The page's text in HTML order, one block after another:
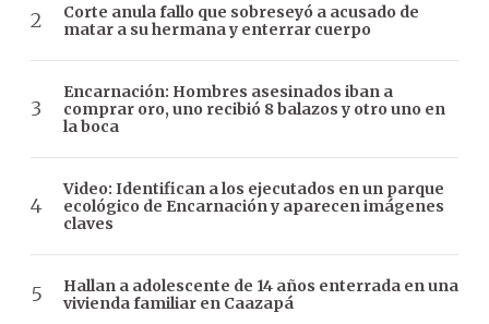
Corte anula fallo que sobreseyó a acusado de
matar a su hermana y enterrar cuerpo
Encarnación: Hombres asesinados iban a
comprar oro, uno recibió 8 balazos y otro uno en
la boca
Video: Identifican a los ejecutados en un parque
ecológico de Encarnación y aparecen imágenes
claves
Hallan a adolescente de 14 años enterrada en una
vivienda familiar en Caazapá